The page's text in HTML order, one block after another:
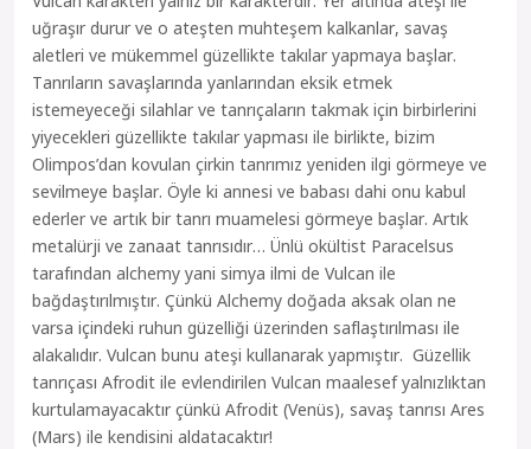
uğraşır durur ve o ateşten muhteşem kalkanlar, savaş
aletleri ve mükemmel güzellikte takılar yapmaya başlar.
Tanrıların savaşlarında yanlarından eksik etmek
istemeyeceği silahlar ve tanrıçaların takmak için birbirlerini
yiyecekleri güzellikte takılar yapması ile birlikte, bizim
Olimpos’dan kovulan çirkin tanrımız yeniden ilgi görmeye ve
sevilmeye başlar. Öyle ki annesi ve babası dahi onu kabul
ederler ve artık bir tanrı muamelesi görmeye başlar. Artık
metalürji ve zanaat tanrısıdır… Ünlü okültist Paracelsus
tarafından alchemy yani simya ilmi de Vulcan ile
bağdaştırılmıştır. Çünkü Alchemy doğada aksak olan ne
varsa içindeki ruhun güzelliği üzerinden saflaştırılması ile
alakalıdır. Vulcan bunu ateşi kullanarak yapmıştır. Güzellik
tanrıçası Afrodit ile evlendirilen Vulcan maalesef yalnızlıktan
kurtulamayacaktır çünkü Afrodit (Venüs), savaş tanrısı Ares
(Mars) ile kendisini aldatacaktır!